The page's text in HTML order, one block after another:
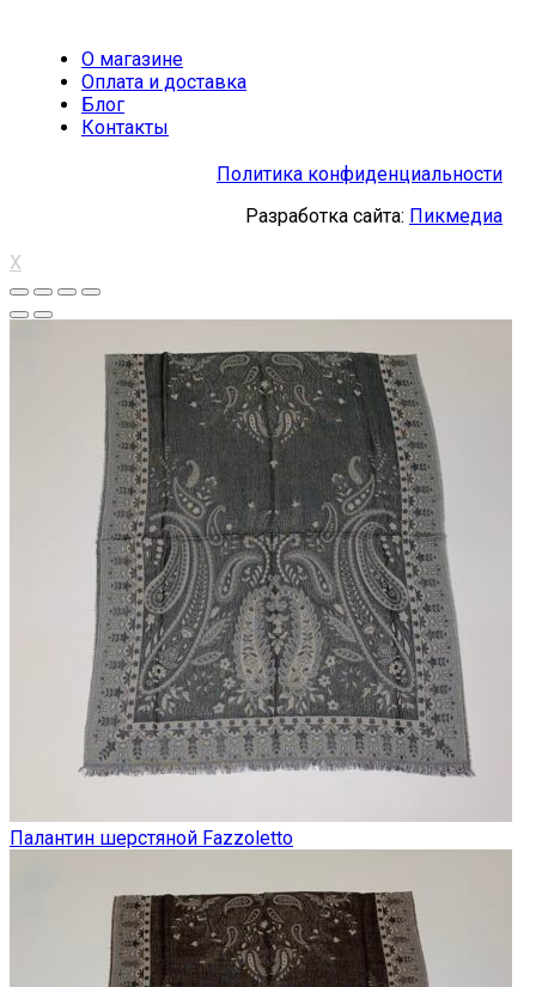
О магазине
Оплата и доставка
Блог
Контакты
Политика конфиденциальности
Разработка сайта: Пикмедиа
X
Палантин шерстяной Fazzoletto